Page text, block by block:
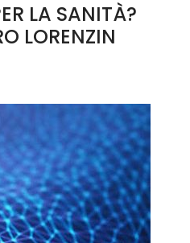
LA SANITÀ?
LORENZIN